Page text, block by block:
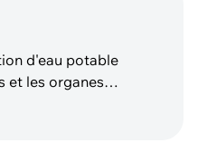
d'eau potable
et les organes